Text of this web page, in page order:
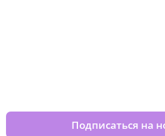
Подписаться на